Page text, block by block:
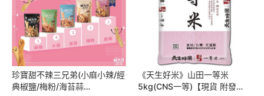
珍寶甜不辣三兄弟(小麻小辣/經
典椒鹽/梅粉/海苔蒜
《天生好米》山田一等米
5kg(CNS一等)【現貨 附發